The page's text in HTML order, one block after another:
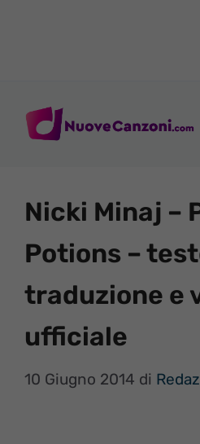
Nicki Minaj –
Potions –
traduzione e
ufficiale
10 Giugno 2014 di